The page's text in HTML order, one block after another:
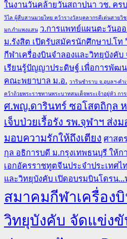
ในงานวันคล้ายวันสถาปนา วช. คร
วิไล ผู้สืบสานมวยไทย คว้ารางวัลบุคลากรดีเด่นสายวิ
มก.กำแพงแสน ว.การแพทย์แผนตะวันอ
ม.รังสิต เปิดรับสมัครนักศึกษาป.โท
กีฬาเครื่องบินจำลองและวิทยุบังคับ
เรียนรู้ปัญญาประดิษฐ์ เพื่อการพัฒ
คณะพยาบาล ม.อ. วารินชำราบ จ.อุบลฯ-คำ
คว้าถ้วยพระราชทานพระบาทสมเด็จพระเจ้าอยู่หัว กา
ศ.พญ.ดารินทร์ ซอโสตถิกุล
เจ็บป่วยเรื้อรัง รพ.จุฬาฯ ส่ง
มอบความรักให้ถึงเตียง ศาสต
กุล อธิการบดี ม.กรุงเทพธนบุรี ให้
เอกอัครราชทูตจีนประจำประเทศไ
และวิทยุบังคับ เปิดอบรมบินโดรน...
สมาคมกีฬาเครื่อง
วิทยุบังคับ จัดแข่ง